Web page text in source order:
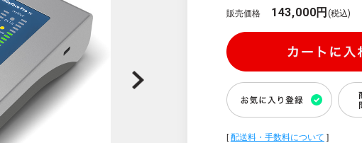
販売価格
143,000円(税込)
[配送料・手数料について ]